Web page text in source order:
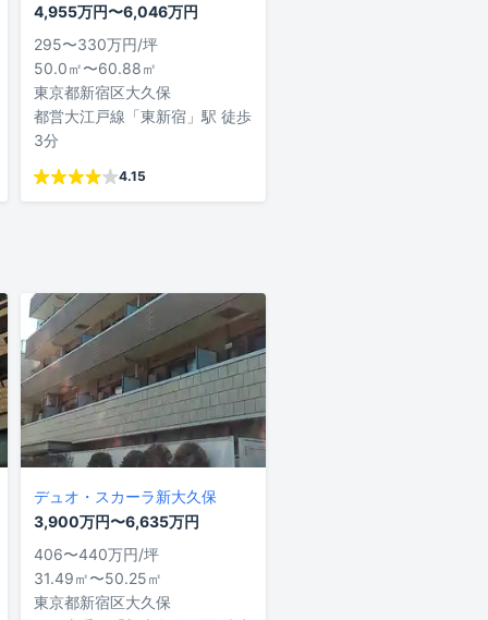
4,955万円〜6,046万円
295〜330万円/坪
50.0㎡〜60.88㎡
東京都新宿区大久保
都営大江戸線「東新宿」駅 徒歩
3分
4.15
デュオ・スカーラ新大久保
3,900万円〜6,635万円
406〜440万円/坪
31.49㎡〜50.25㎡
東京都新宿区大久保